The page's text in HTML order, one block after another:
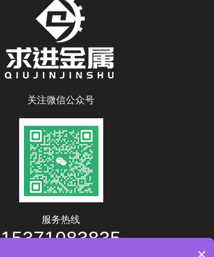
关注微信公众号
服务热线
15371083835